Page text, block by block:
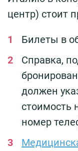
центр) стоит
Билеты в
Справка,
должен
стоимость
номер